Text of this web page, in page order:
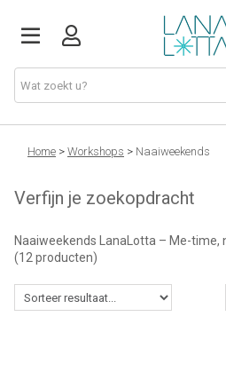
Stoffen
Fournituren
Naaigerief
Patronen
Home > Workshops > Naaiweekends
Verfijn je zoekopdracht
Naaiweekends LanaLotta – Me-time,
(12 producten)